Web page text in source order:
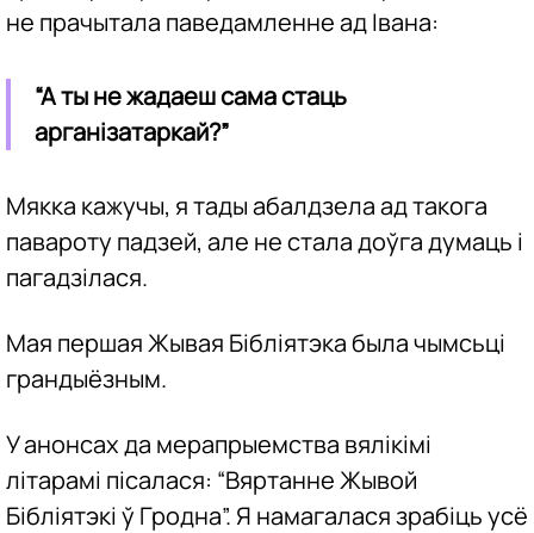
не прачытала паведамленне ад Івана:
“А ты не жадаеш сама стаць
арганізатаркай?”
Мякка кажучы, я тады абалдзела ад такога
павароту падзей, але не стала доўга думаць і
пагадзілася.
Мая першая Жывая Бібліятэка была чымсьці
грандыёзным.
У анонсах да мерапрыемства вялікімі
літарамі пісалася: “Вяртанне Жывой
Бібліятэкі ў Гродна”. Я намагалася зрабіць усё